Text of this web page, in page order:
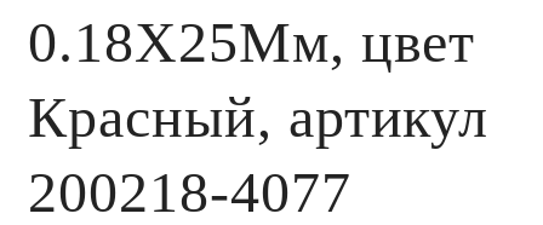
0.18X25Мм, цвет
Красный, артикул
200218-4077